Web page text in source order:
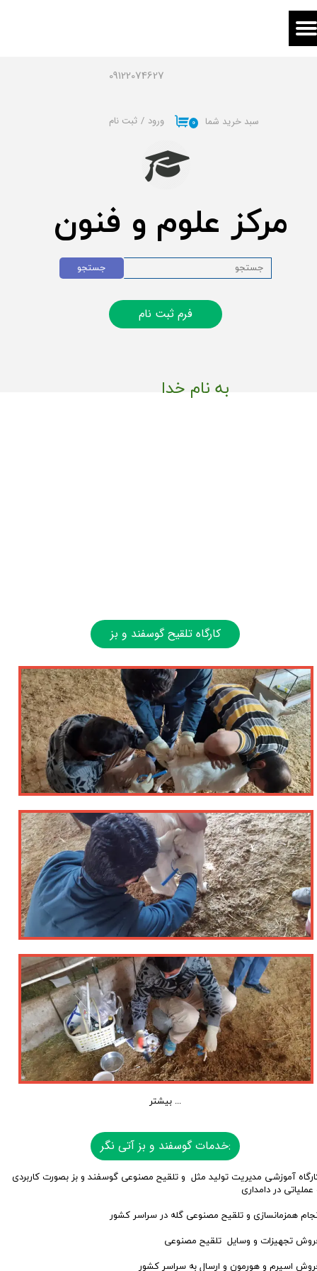
09122074627
مرکز علوم و فنون
۰ سبد خرید شما ورود / ثبت نام
حساب کاربری من
خروج از حساب کاربری
فرم ثبت نام
جستجو
به نام خدا
بیشتر ...
کارگاه تلقیح گوسفند و بز
آموزشی مدیریت تولید مثل و تلقیح مصنوعی گوسفند و بز بصورت کاربردی
عملیاتی در دامداری
همزمانسازی و تلقیح مصنوعی گله در سراسر کشور
تجهیزات و وسایل تلقیح مصنوعی
اسپرم و هورمون و ارسال به سراسر کشور
خدمات گوسفند و بز آتی نگر: